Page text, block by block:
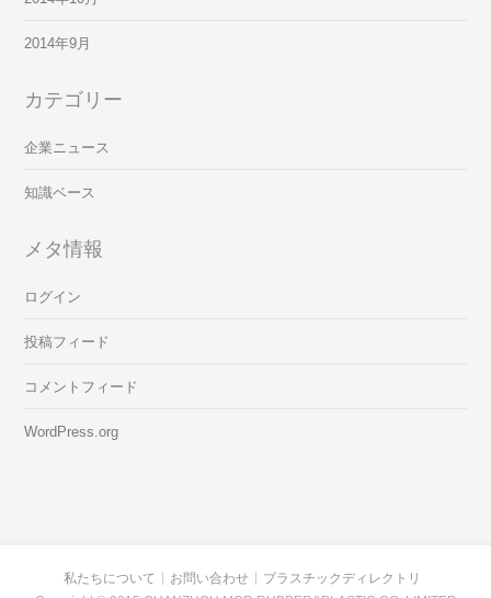
2014年9月
カテゴリー
企業ニュース
知識ベース
メタ情報
ログイン
投稿フィード
コメントフィード
WordPress.org
私たちについて お問い合わせ
プラスチックディレクトリ